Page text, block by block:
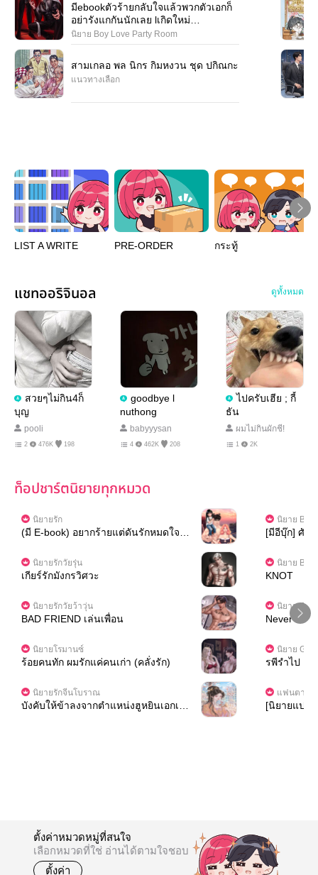
มีebookตัวร้ายกลับใจแล้วพวกตัวเอกก็
อย่ารังแกกันนักเลย lเกิดใหม่
Omegaverse
นิยาย Boy Love Party Room
สามเกลอ พล นิกร กิมหงวน ชุด ปกิณกะ
แนวทางเลือก
LIST A WRITE PRE-ORDER กระทู้
แชทออริจินอล ดูทั้งหมด
สวยๆไม่กิน4ก็
บุญ
pooli
2 476K 198
goodbye l
nuthong
babyyysan
4 462K 208
ไปครับเฮีย ; กี้
ธัน
ผมไม่กินผักชี!
1 2K
ท็อปชาร์ตนิยายทุกหมวด
นิยายรัก
(มี E-book) อยากร้ายแต่ดันรักหมดใจ [เ
นิยายรักวัยรุ่น
เกียร์รักมังกรวิศวะ
นิยายรักวัยว้าวุ่น
BAD FRIEND เล่นเพื่อน
นิยายโรมานซ์
ร้อยคนทัก ผมรักแค่คนเก่า (คลั่งรัก)
นิยายรักจีนโบราณ
บังคับให้ข้าลงจากตำแหน่งฮูหยินเอกเพื่
นิยาย Boy
[มีอีบุ๊ก] ศัต
นิยาย Boy
KNOT
นิยาย Girl
Never
นิยาย Girl
รพีรำไป [มี
แฟนตาซี เ
[นิยายแปล
ตั้งค่าหมวดหมู่ที่สนใจ
เลือกหมวดที่ใช่ อ่านได้ตามใจชอบ
ตั้งค่า